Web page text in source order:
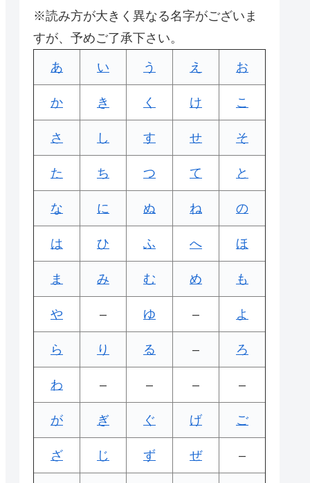
※読み方が大きく異なる名字がございま
すが、予めご了承下さい。
あ い う え お
か き く け こ
さ し す せ そ
た ち つ て と
な に ぬ ね の
は ひ ふ へ ほ
ま み む め も
や – ゆ – よ
ら り る – ろ
わ – – – –
が ぎ ぐ げ ご
ざ じ ず ぜ –